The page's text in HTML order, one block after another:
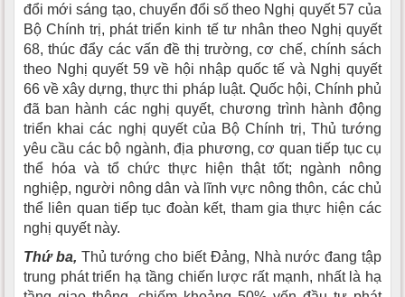
đổi mới sáng tạo, chuyển đổi số theo Nghị quyết 57 của
Bộ Chính trị, phát triển kinh tế tư nhân theo Nghị quyết
68, thúc đẩy các vấn đề thị trường, cơ chế, chính sách
theo Nghị quyết 59 về hội nhập quốc tế và Nghị quyết
66 về xây dựng, thực thi pháp luật. Quốc hội, Chính phủ
đã ban hành các nghị quyết, chương trình hành động
triển khai các nghị quyết của Bộ Chính trị, Thủ tướng
yêu cầu các bộ ngành, địa phương, cơ quan tiếp tục cụ
thể hóa và tổ chức thực hiện thật tốt; ngành nông
nghiệp, người nông dân và lĩnh vực nông thôn, các chủ
thể liên quan tiếp tục đoàn kết, tham gia thực hiện các
nghị quyết này.
Thứ ba, Thủ tướng cho biết Đảng, Nhà nước đang tập
trung phát triển hạ tầng chiến lược rất mạnh, nhất là hạ